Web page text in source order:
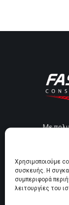
Χρησιμοποιούμε
συσκευής. Η
συμπεριφορά
λειτουργίες του
Με
την